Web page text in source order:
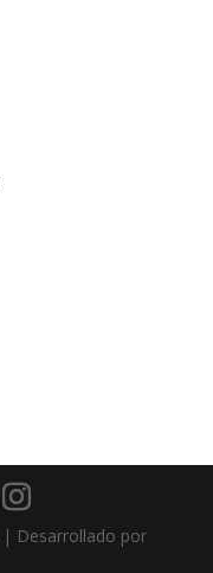
| Desarrollado por